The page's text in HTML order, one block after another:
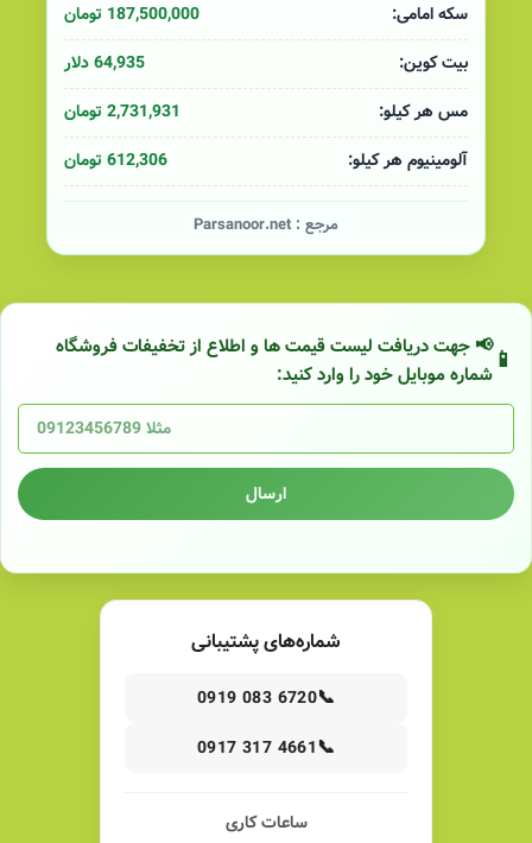
سکه امامی:
187,500,000 تومان
بیت کوین:
64,935 دلار
مس هر کیلو:
2,731,931 تومان
آلومینیوم هر کیلو:
612,306 تومان
مرجع : Parsanoor.net
📢 جهت دریافت لیست قیمت ها و اطلاع از تخفیفات فروشگاه
شماره موبایل خود را وارد کنید:
ارسال
شماره‌های پشتیبانی
📞
0919 083 6720
📞
0917 317 4661
ساعات کاری